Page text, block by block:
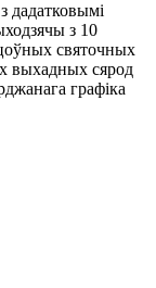
дадатковымі
з 10
святочных
выхадных сярод
графіка